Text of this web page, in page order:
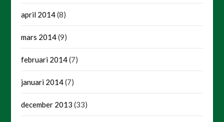
april 2014(8)
mars 2014(9)
februari 2014(7)
januari 2014(7)
december 2013 (33)